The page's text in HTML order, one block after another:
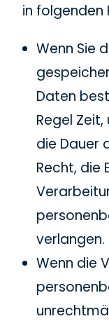
in folgenden
Wenn Sie
Daten
Regel
die Dauer
Recht, die
verlangen.
Wenn die